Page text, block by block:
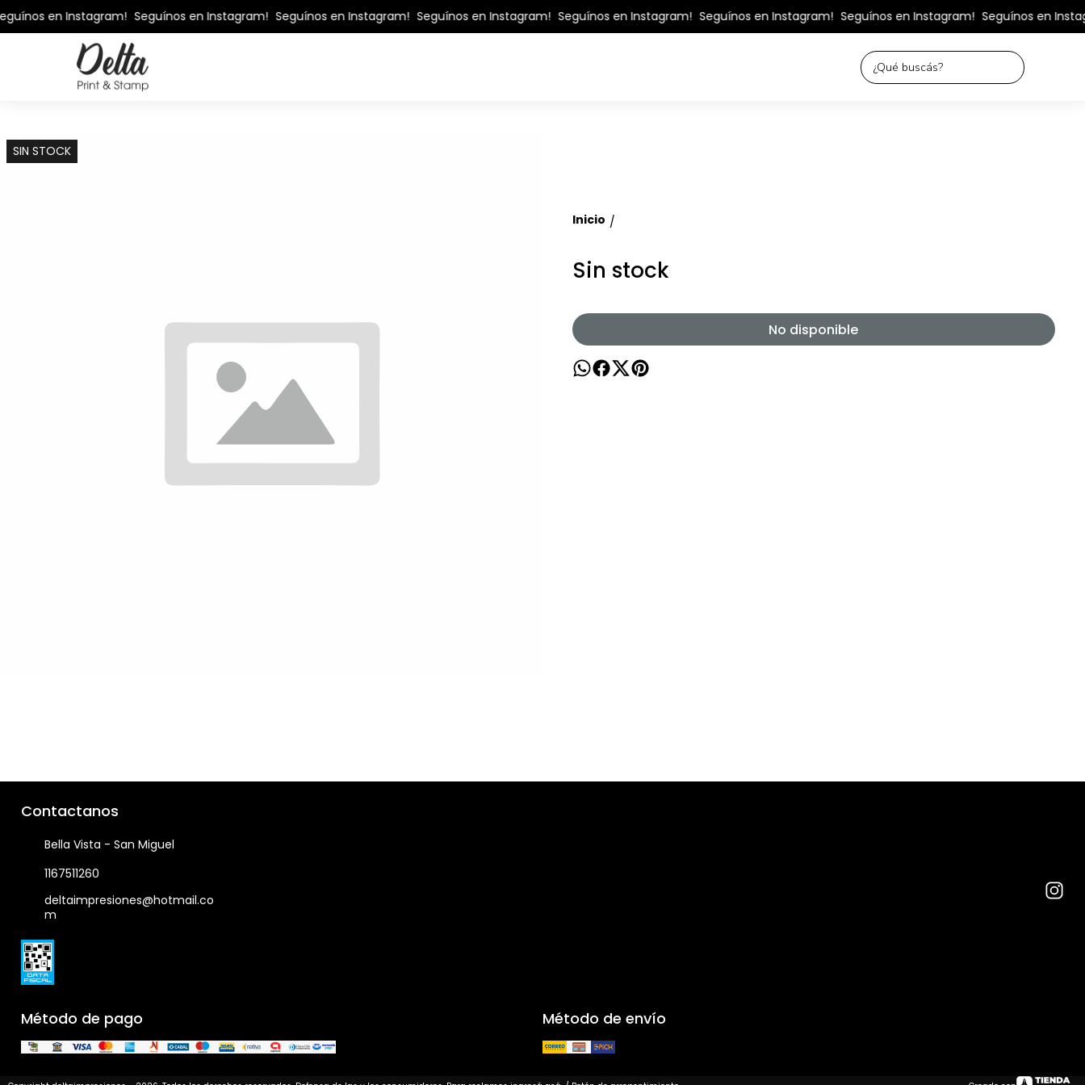
en Instagram! Seguínos en Instagram! Seguínos en Instagram! Seguínos en Instagram! Seguínos en Instagram! Seguínos en Instagram! Seguínos en Instagram! Seguínos en
SIN STOCK
Inicio /
Sin stock
No disponible
Contactanos
Bella Vista - San Miguel
1167511260
deltaimpresiones@hotmail.co
m
Método de pago Método de envío